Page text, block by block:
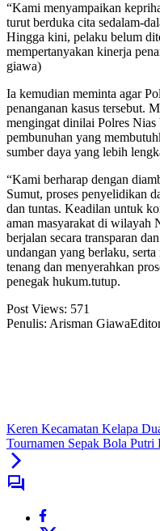
“Kami menyampaikan
turut berduka cita sedalam-
Hingga kini, pelaku belum
mempertanyakan kinerja
giawa)
Ia kemudian meminta agar
penanganan kasus tersebut.
mengingat dinilai Polres
pembunuhan yang
sumber daya yang lebih
“Kami berharap dengan
Sumut, proses penyelidikan
dan tuntas. Keadilan untuk
aman masyarakat di wilayah
berjalan secara transparan
undangan yang berlaku,
tenang dan menyerahkan
penegak hukum.tutup.
Post Views: 571
Penulis: Arisman Giawa
Keren Kecamatan Kelapa
Tournamen Sepak Bola